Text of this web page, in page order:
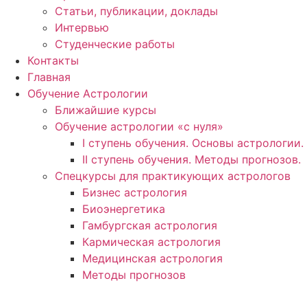
Статьи, публикации, доклады
Интервью
Студенческие работы
Контакты
Главная
Обучение Астрологии
Ближайшие курсы
Обучение астрологии «с нуля»
I ступень обучения. Основы астрологии.
II ступень обучения. Методы прогнозов.
Спецкурсы для практикующих астрологов
Бизнес астрология
Биоэнергетика
Гамбургская астрология
Кармическая астрология
Медицинская астрология
Методы прогнозов